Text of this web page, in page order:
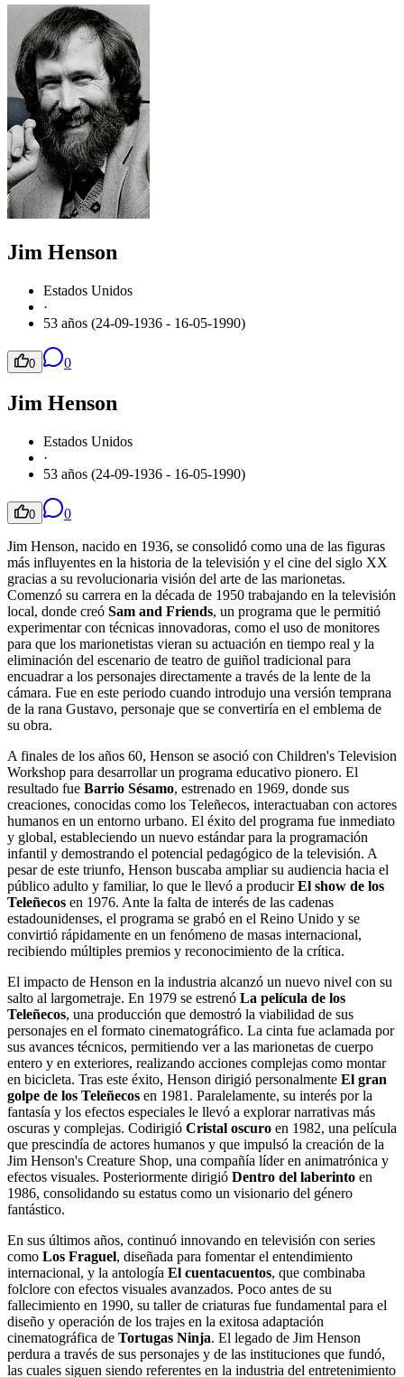
Jim Henson
Estados Unidos
·
53 años (24-09-1936 - 16-05-1990)
0 0
Jim Henson
Estados Unidos
·
53 años (24-09-1936 - 16-05-1990)
0 0
Jim Henson, nacido en 1936, se consolidó como una de las figuras
más influyentes en la historia de la televisión y el cine del siglo XX
gracias a su revolucionaria visión del arte de las marionetas.
Comenzó su carrera en la década de 1950 trabajando en la televisión
local, donde creó Sam and Friends, un programa que le permitió
experimentar con técnicas innovadoras, como el uso de monitores
para que los marionetistas vieran su actuación en tiempo real y la
eliminación del escenario de teatro de guiñol tradicional para
encuadrar a los personajes directamente a través de la lente de la
cámara. Fue en este periodo cuando introdujo una versión temprana
de la rana Gustavo, personaje que se convertiría en el emblema de
su obra.
A finales de los años 60, Henson se asoció con Children's Television
Workshop para desarrollar un programa educativo pionero. El
resultado fue Barrio Sésamo, estrenado en 1969, donde sus
creaciones, conocidas como los Teleñecos, interactuaban con actores
humanos en un entorno urbano. El éxito del programa fue inmediato
y global, estableciendo un nuevo estándar para la programación
infantil y demostrando el potencial pedagógico de la televisión. A
pesar de este triunfo, Henson buscaba ampliar su audiencia hacia el
público adulto y familiar, lo que le llevó a producirEl show de los
Teleñecos en 1976. Ante la falta de interés de las cadenas
estadounidenses, el programa se grabó en el Reino Unido y se
convirtió rápidamente en un fenómeno de masas internacional,
recibiendo múltiples premios y reconocimiento de la crítica.
El impacto de Henson en la industria alcanzó un nuevo nivel con su
salto al largometraje. En 1979 se estrenó La película de los
Teleñecos, una producción que demostró la viabilidad de sus
personajes en el formato cinematográfico. La cinta fue aclamada por
sus avances técnicos, permitiendo ver a las marionetas de cuerpo
entero y en exteriores, realizando acciones complejas como montar
en bicicleta. Tras este éxito, Henson dirigió personalmente El gran
golpe de los Teleñecos en 1981. Paralelamente, su interés por la
fantasía y los efectos especiales le llevó a explorar narrativas más
oscuras y complejas. Codirigió Cristal oscuro en 1982, una película
que prescindía de actores humanos y que impulsó la creación de la
Jim Henson's Creature Shop, una compañía líder en animatrónica y
efectos visuales. Posteriormente dirigió Dentro del laberinto en
1986, consolidando su estatus como un visionario del género
fantástico.
En sus últimos años, continuó innovando en televisión con series
como Los Fraguel, diseñada para fomentar el entendimiento
internacional, y la antología El cuentacuentos, que combinaba
folclore con efectos visuales avanzados. Poco antes de su
fallecimiento en 1990, su taller de criaturas fue fundamental para el
diseño y operación de los trajes en la exitosa adaptación
cinematográfica de Tortugas Ninja. El legado de Jim Henson
perdura a través de sus personajes y de las instituciones que fundó,
las cuales siguen siendo referentes en la industria del entretenimiento